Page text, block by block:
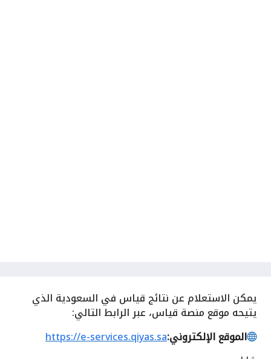
يمكن الاستعلام عن نتائج قياس في السعودية الذي
يتيحه موقع منصة قياس، عبر الرابط التالي:
الموقع الإلكتروني:https://e-services.qiyas.sa